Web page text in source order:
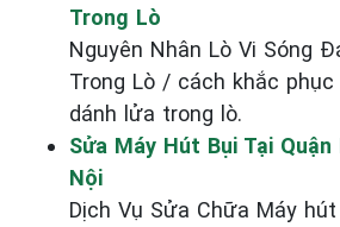
Trong Lò
Nguyên Nhân Lò Vi Sóng
Trong Lò / cách khắc
dánh lửa trong lò.
Sửa Máy Hút Bụi Tại
Nội
Dịch Vụ Sửa Chữa Máy